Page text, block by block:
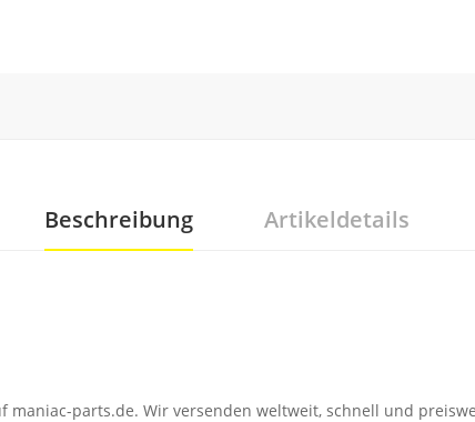
Beschreibung Artikeldetails
maniac-parts.de. Wir versenden weltweit, schnell und